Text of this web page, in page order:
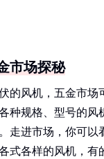
市场探秘
的风机，五金市场
种规格、型号的风
走进市场，你可以
式各样的风机，有